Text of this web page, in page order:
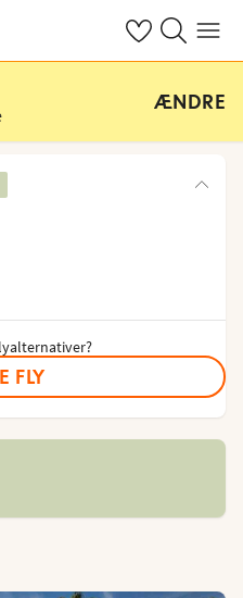
Se dine gemte
Søg påMenu
ÆNDRE
FLY